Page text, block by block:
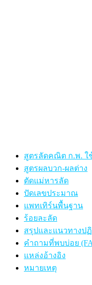
สูตรลัดคณิต ก.พ. ใ
สูตรผลบวก-ผลต่าง
ตัดแม่หารลัด
ปัดเลขประมาณ
แพทเทิร์นพื้นฐาน
ร้อยละลัด
สรุปและแนวทางป
คำถามที่พบบ่อย
แหล่งอ้างอิง
หมายเหตุ